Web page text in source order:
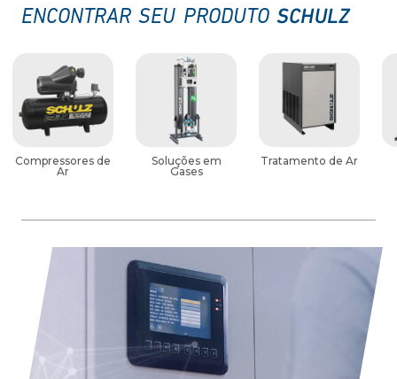
ENCONTRAR SEU PRODUTOSCHULZ
Compressores de
Ar
Soluções em
Gases
Tratamento de Ar